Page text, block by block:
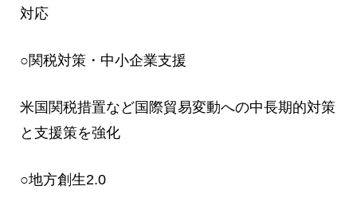
対応
○関税対策・中小企業支援
米国関税措置など国際貿易変動への中長期的対策
と支援策を強化
○地方創生2.0